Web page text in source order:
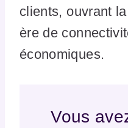
clients, ouvrant
ère de
économiques.
Vous